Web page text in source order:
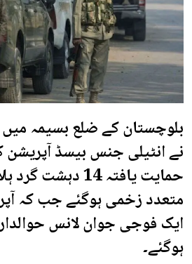
بلوچستان کے ضلع بسیمہ
نے انٹیلی جنس بیسڈ آپریشن
حمایت یافتہ 14
متعدد زخمی ہوگئے جب کہ
ایک فوجی جوان لانس
ہوگئے۔